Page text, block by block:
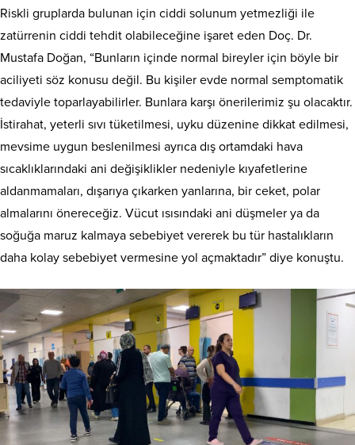
Riskli gruplarda bulunan için ciddi solunum yetmezliği ile
zatürrenin ciddi tehdit olabileceğine işaret eden Doç. Dr.
Mustafa Doğan, “Bunların içinde normal bireyler için böyle bir
aciliyeti söz konusu değil. Bu kişiler evde normal semptomatik
tedaviyle toparlayabilirler. Bunlara karşı önerilerimiz şu olacaktır.
İstirahat, yeterli sıvı tüketilmesi, uyku düzenine dikkat edilmesi,
mevsime uygun beslenilmesi ayrıca dış ortamdaki hava
sıcaklıklarındaki ani değişiklikler nedeniyle kıyafetlerine
aldanmamaları, dışarıya çıkarken yanlarına, bir ceket, polar
almalarını önereceğiz. Vücut ısısındaki ani düşmeler ya da
soğuğa maruz kalmaya sebebiyet vererek bu tür hastalıkların
daha kolay sebebiyet vermesine yol açmaktadır” diye konuştu.